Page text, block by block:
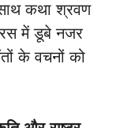
कथा श्रवण
में डूबे नजर
के वचनों को